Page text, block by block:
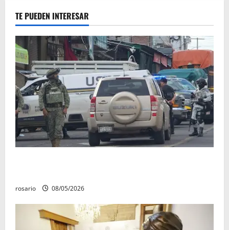
TE PUEDEN INTERESAR
rosario 08/05/2026